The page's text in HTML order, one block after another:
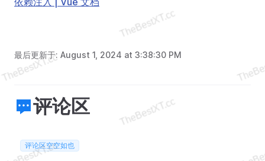
最后更新于: August 1, 2024 at 3:38:30 PM
评论区
评论区空空如也